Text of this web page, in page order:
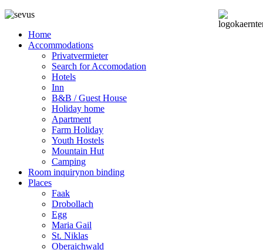
Home
Accommodations
Privatvermieter
Search for Accomodation
Hotels
Inn
B&B / Guest House
Holiday home
Apartment
Farm Holiday
Youth Hostels
Mountain Hut
Camping
Room inquirynon binding
Places
Faak
Drobollach
Egg
Maria Gail
St. Niklas
Oberaichwald